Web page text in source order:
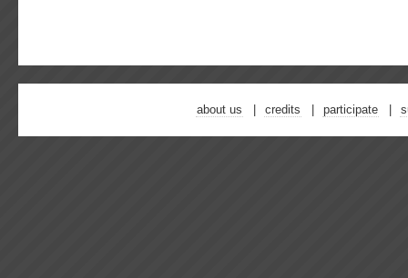
about us credits participate